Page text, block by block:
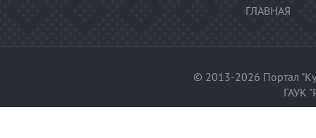
ГЛАВНАЯ
© 2013-2026 Портал
ГАУК